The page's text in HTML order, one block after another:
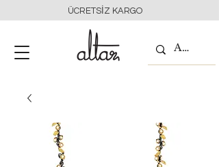
ÜCRETSİZ KARGO